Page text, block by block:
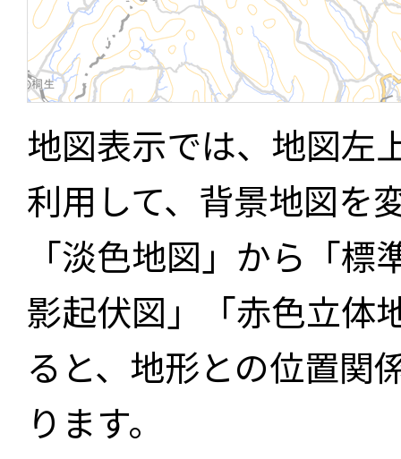
地図表示では、地図左
利用して、背景地図を
「淡色地図」から「
影起伏図」「赤色立体
ると、地形との位置関
ります。